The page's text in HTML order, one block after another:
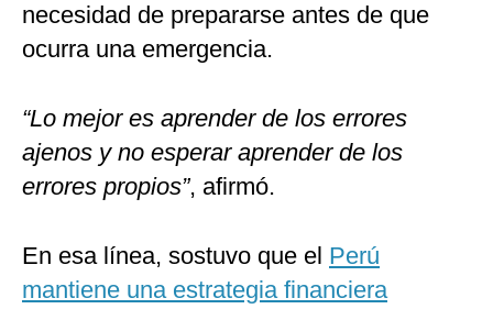
necesidad de prepararse antes de que
ocurra una emergencia.
“Lo mejor es aprender de los errores
ajenos y no esperar aprender de los
errores propios”, afirmó.
En esa línea, sostuvo que el Perú
mantiene una estrategia financiera